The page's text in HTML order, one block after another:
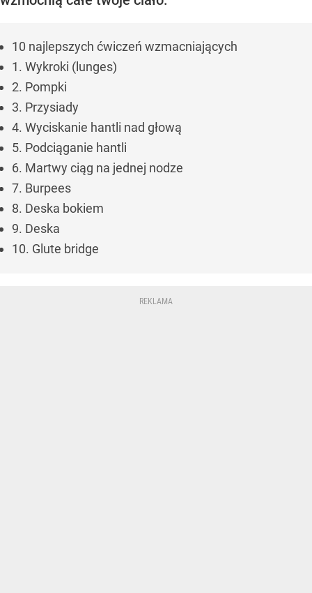
10 najlepszych ćwiczeń wzmacniających
1. Wykroki (lunges)
2. Pompki
3. Przysiady
4. Wyciskanie hantli nad głową
5. Podciąganie hantli
6. Martwy ciąg na jednej nodze
7. Burpees
8. Deska bokiem
9. Deska
10. Glute bridge